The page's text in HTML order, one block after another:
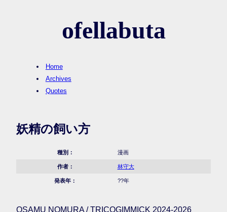
ofellabuta
Home
Archives
Quotes
妖精の飼い方
種別： 漫画
作者： 林守大
発表年： ??年
OSAMU NOMURA / TRICOGIMMICK 2024-2026